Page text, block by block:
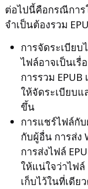
ต่อไปนี้คือกรณีการ
จำเป็นต้องรวม
การจัดระเบียบ
ไฟล์อาจเป็นเรื่
การรวม
ให้จัดระเบียบ
ขึ้น
การแชร์ไฟล์กั
กับผู้อื่น การส่ง
การส่งไฟล์
ให้แน่ใจว่าไฟล์
เก็บไว้ในที่เดีย